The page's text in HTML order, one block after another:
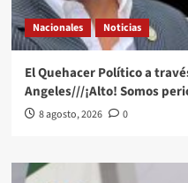
Nacionales Noticias
El Quehacer Político a
Angeles///¡Alto! Somos
8 agosto, 2026 0